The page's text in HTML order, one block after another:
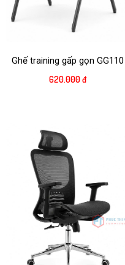
Ghế training gấp gọn GG110
620.000 đ